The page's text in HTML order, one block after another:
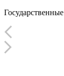
Государственные